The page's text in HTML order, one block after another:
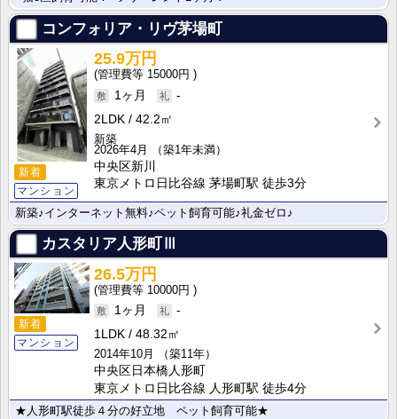
コンフォリア・リヴ茅場町
新着
マンション
25.9万円
15000円
1ヶ月
-
2LDK
42.2㎡
新築
2026年4月
（築1年未満）
中央区新川
東京メトロ日比谷線 茅場町駅 徒歩3分
新築♪インターネット無料♪ペット飼育可能♪礼金ゼロ♪
カスタリア人形町Ⅲ
新着
マンション
26.5万円
10000円
1ヶ月
-
1LDK
48.32㎡
2014年10月
（築11年）
中央区日本橋人形町
東京メトロ日比谷線 人形町駅 徒歩4分
★人形町駅徒歩４分の好立地 ペット飼育可能★